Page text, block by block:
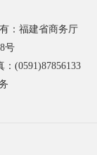
：福建省商务厅
号
：(0591)87856133